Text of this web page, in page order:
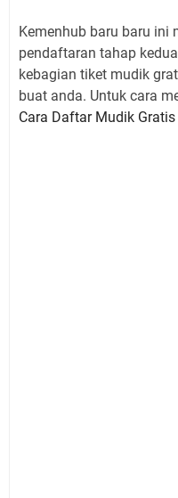
Kemenhub baru baru ini
pendaftaran tahap
kebagian tiket mudik
buat anda. Untuk cara
Cara Daftar Mudik